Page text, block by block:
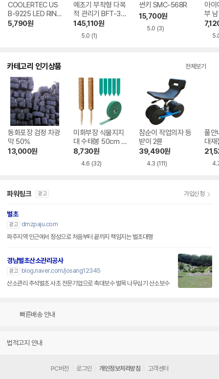
COOLERTEC US
B-9225 LED RING
WHITE(DUO)
5,790원
예초기 부착형 다목
적 관리기 BFT-33
0
145,110원
5.0 (1)
썬키 SMC-568R
15,700원
5.0 (3)
아이
부
지
남
카테고리 인기상품 전체보기
동화포장 검정 차광
막 50%
13,000원
미화부장 식물지지
대 수태봉 50cm 2
개 + 벨크로 1개 +
이름표 5개
8,730원
4.6 (32)
참순이 작업의자 등
받이 2륜
39,490원
4.3 (111)
풀안
대재
파워링크 광고 가입신청
벌초
광고
dmzpaju.com
파주지역 인근에서 정성으로 처음부터 끝까지 책임지는 벌초대행
경남벌초산소관리공사
광고
blog.naver.com/josang12345
산소관리 추석벌초 사초 전문기업으로 축대보수 벌목 나무심기 산소보수
빠른배송 안내
법적고지 안내
PC버전 로그인 개인정보처리방침 고객센터